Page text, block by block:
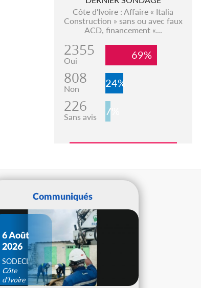
Côte d'Ivoire : Affaire « Italia
Construction » sans ou avec faux
ACD, financement «...
2355
Oui 69%
808
Non 24%
226
Sans avis 7%
Communiqués
6 Août
2026
SODECI
Côte
d'Ivoire